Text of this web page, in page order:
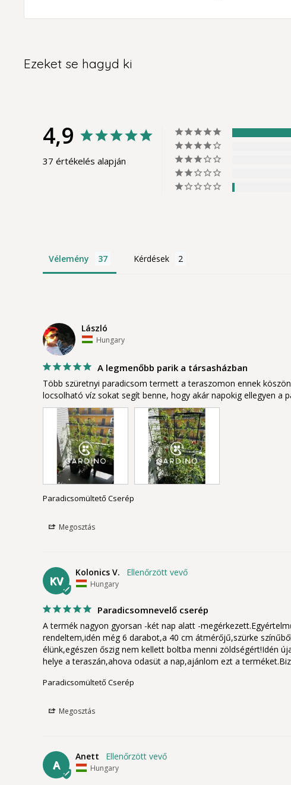
Ezeket se hagyd ki
4,9
37 értékelés alapján
Vélemény Kérdések
László
Hungary
A legmenőbb parik a társasházban
Több szüretnyi paradicsom termett a teraszomon ennek
locsolható víz sokat segít benne, hogy akár napokig ellegyen a
Paradicsomültető Cserép
Megosztás
KV
Kolonics V.
Hungary
Paradicsomnevelő cserép
A termék nagyon gyorsan -két nap alatt -
rendeltem,idén még 6 darabot,a 40 cm átmérőjű,szürke
élünk,egészen őszig nem kellett boltba menni zöldségért!Idén
helye a teraszán,ahova odasüt a nap,ajánlom ezt a
Paradicsomültető Cserép
Megosztás
A
Anett
Hungary